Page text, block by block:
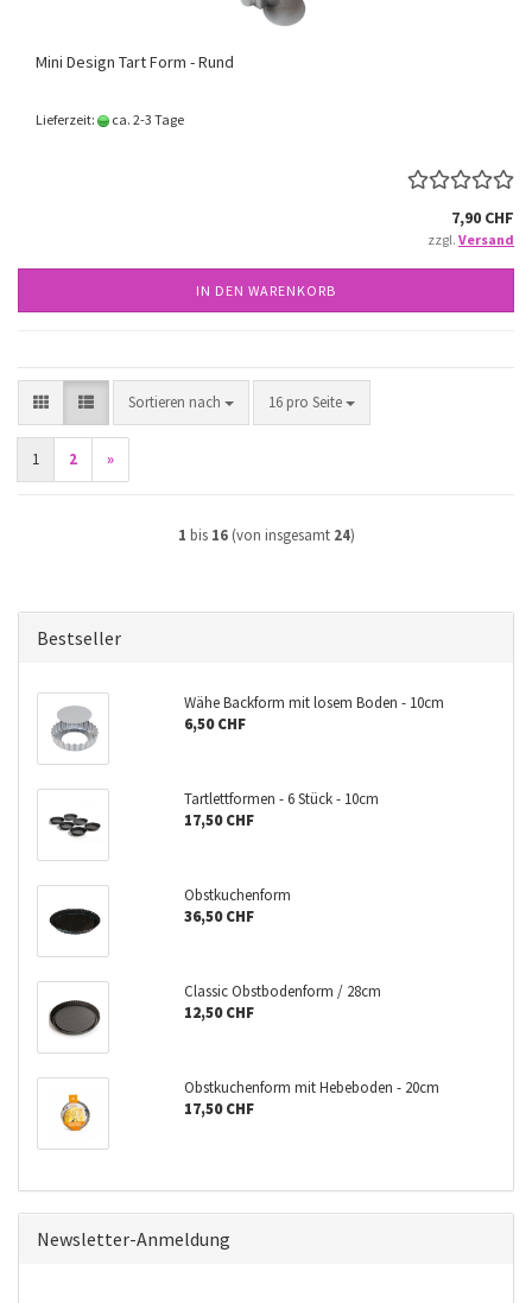
Mini Design Tart Form - Rund
Lieferzeit: ca. 2-3 Tage
7,90 CHF
zzgl. Versand
IN DEN WARENKORB
Sortieren nach
Sortieren nach 16 pro Seite
pro Seite
1 2 »
1 bis 16(von insgesamt 24)
Bestseller
Wähe Backform mit losem Boden - 10cm
6,50 CHF
Tartlettformen - 6 Stück - 10cm
17,50 CHF
Obstkuchenform
36,50 CHF
Classic Obstbodenform / 28cm
12,50 CHF
Obstkuchenform mit Hebeboden - 20cm
17,50 CHF
Newsletter-Anmeldung